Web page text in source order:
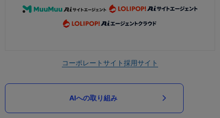
コーポレートサイト採用サイト
AIへの取り組み